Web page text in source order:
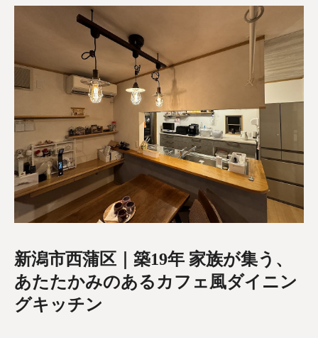
新潟市西蒲区｜築19年 家族が集う、
あたたかみのあるカフェ風ダイニン
グキッチン